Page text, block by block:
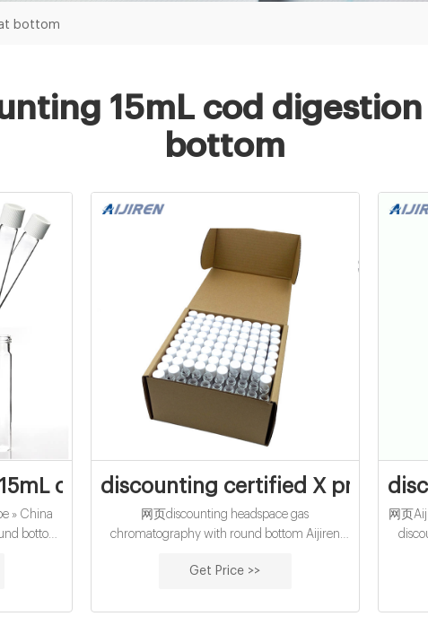
bottom
15mL cod
bottom
cod vials with round bottom
» China
bottom
A,
discounting certified X pre-slit
网页discounting headspace gas
chromatography with round bottom Aijiren
2021 - 07 - 06. The Chromatography Direct
and Caps are available in 20ml Amber and
Get Price >>
网页